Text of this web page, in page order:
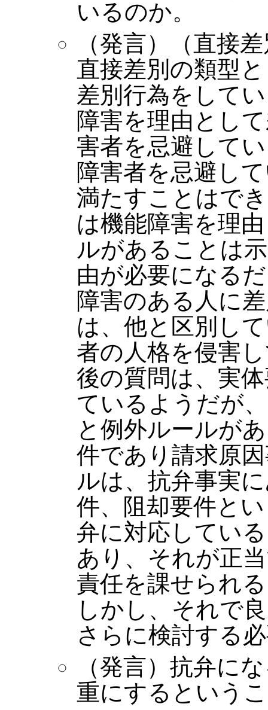
いるのか。
（発言）（直接
直接差別の類型
差別行為をして
障害を理由とし
害者を忌避して
障害者を忌避し
満たすことはで
は機能障害を理
ルがあることは
由が必要になる
障害のある人に
は、他と区別し
者の人格を侵害
後の質問は、実
ているようだが
と例外ルールが
件であり請求原
ルは、抗弁事実
件、阻却要件と
弁に対応してい
あり、それが正
責任を課せられ
しかし、それで
さらに検討する
（発言）抗弁に
重にするという